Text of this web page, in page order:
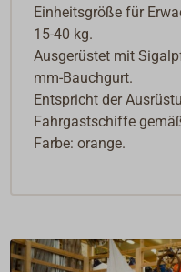
Einheitsgröße für
15-40 kg.
Ausgerüstet mit
mm-Bauchgurt.
Entspricht der
Fahrgastschiffe
Farbe: orange.